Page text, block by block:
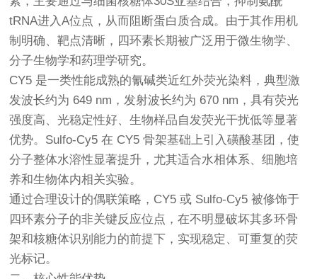
tRNA进入A位点，从而阻断蛋白质合成。由于其作用机
制明确、靶点清晰，四环素长期被广泛用于微生物学、
分子生物学和药理学研究。
CY5 是一类性能成熟的氰碱类近红外荧光染料，典型激
发波长约为 649 nm，发射波长约为 670 nm，具有荧光
强度高、光稳定性好、生物样品自发荧光干扰低等显著
优势。Sulfo-Cy5 在 CY5 骨架基础上引入磺酸基团，使
分子整体水溶性显著提升，尤其适合水相体系、细胞培
养和生物体内相关实验。
通过合理设计的偶联策略，CY5 或 Sulfo-Cy5 被修饰于
四环素分子的非关键反应位点，在不明显破坏其多环骨
架和核糖体识别能力的前提下，实现稳定、可重复的荧
光标记。